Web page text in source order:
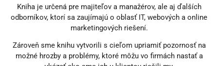
Kniha je určená pre majiteľov a manažérov, ale aj ďalších
odborníkov, ktorí sa zaujímajú o oblasť IT, webových a online
marketingových riešení.
Zároveň sme knihu vytvorili s cieľom upriamiť pozornosť na
možné hrozby a problémy, ktoré môžu vo firmách nastať a